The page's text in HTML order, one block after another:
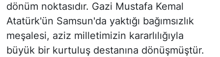
dönüm noktasıdır. Gazi Mustafa Kemal
Atatürk'ün Samsun'da yaktığı bağımsızlık
meşalesi, aziz milletimizin kararlılığıyla
büyük bir kurtuluş destanına dönüşmüştür.